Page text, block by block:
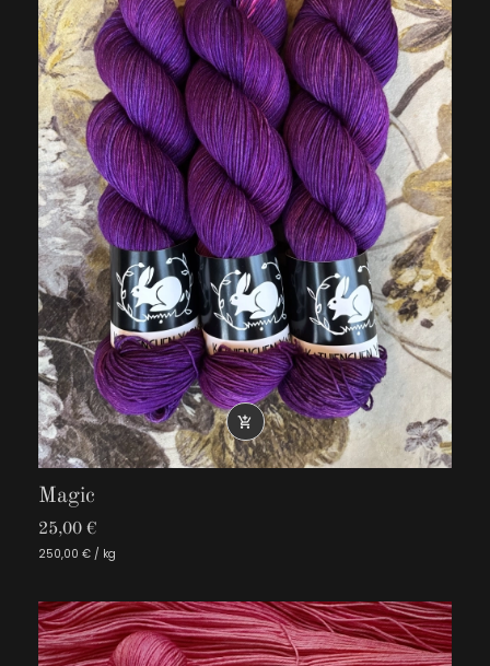
75% Wolle (Merino Superwash)
25% Nylon
100g, 425m/465yd
Nadelstärke: 2,75 mm - 3,5 mm

Magic
25,00 €
250,00 € / kg